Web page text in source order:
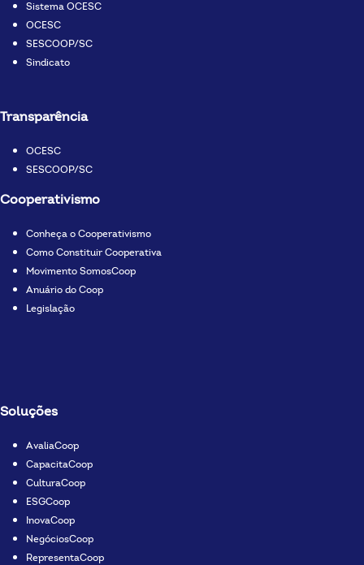
Sistema OCESC
OCESC
SESCOOP/SC
Sindicato
Transparência
OCESC
SESCOOP/SC
Cooperativismo
Conheça o Cooperativismo
Como Constituir Cooperativa
Movimento SomosCoop
Anuário do Coop
Legislação
Soluções
AvaliaCoop
CapacitaCoop
CulturaCoop
ESGCoop
InovaCoop
NegóciosCoop
RepresentaCoop